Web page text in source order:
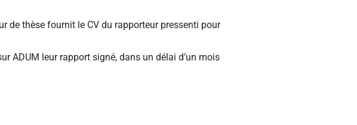
de thèse fournit le CV du rapporteur pressenti pour
ADUM leur rapport signé, dans un délai d’un mois